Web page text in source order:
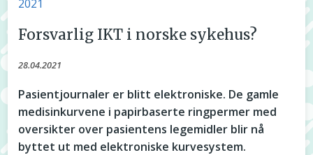
2021
Forsvarlig IKT i norske sykehus?
28.04.2021
Pasientjournaler er blitt elektroniske. De gamle
medisinkurvene i papirbaserte ringpermer med
oversikter over pasientens legemidler blir nå
byttet ut med elektroniske kurvesystem.